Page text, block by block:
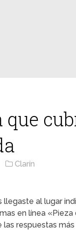
que
Clarín
llegaste al lugar
en línea
respuestas